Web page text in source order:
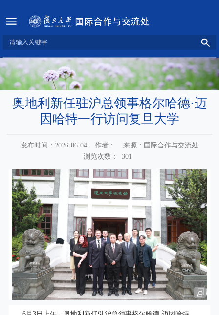
奥地利新任驻沪总领事格尔哈德·迈
因哈特一行访问复旦大学
发布时间：2026-06-04 作者：
来源：国际合作与交流处
浏览次数：
301